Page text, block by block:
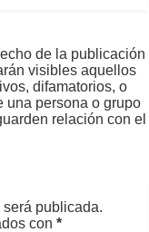
de la publicación
visibles aquellos
difamatorios, o
una persona o grupo
relación con el
publicada.
con*